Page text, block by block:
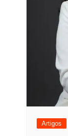
Artigos